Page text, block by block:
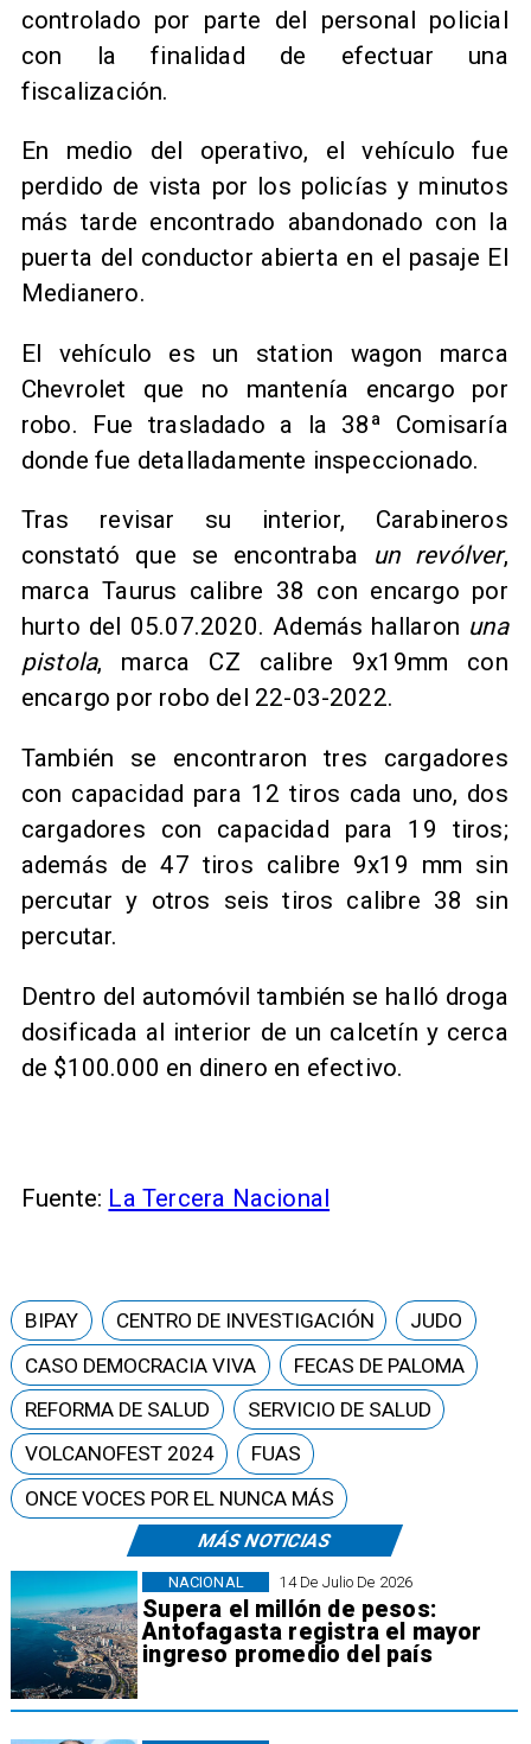
controlado por parte del personal policial
con la finalidad de efectuar una
fiscalización.
En medio del operativo, el vehículo fue
perdido de vista por los policías y minutos
más tarde encontrado abandonado con la
puerta del conductor abierta en el pasaje El
Medianero.
El vehículo es un station wagon marca
Chevrolet que no mantenía encargo por
robo. Fue trasladado a la 38ª Comisaría
donde fue detalladamente inspeccionado.
Tras revisar su interior, Carabineros
constató que se encontraba un revólver,
marca Taurus calibre 38 con encargo por
hurto del 05.07.2020. Además hallaron una
pistola, marca CZ calibre 9x19mm con
encargo por robo del 22-03-2022.
También se encontraron tres cargadores
con capacidad para 12 tiros cada uno, dos
cargadores con capacidad para 19 tiros;
además de 47 tiros calibre 9x19 mm sin
percutar y otros seis tiros calibre 38 sin
percutar.
Dentro del automóvil también se halló droga
dosificada al interior de un calcetín y cerca
de $100.000 en dinero en efectivo.
Fuente: La Tercera Nacional
MÁS NOTICIAS
14 De Julio De 2026
Supera el millón de pesos:
Antofagasta registra el mayor
ingreso promedio del país
NACIONAL
BIPAY CENTRO DE INVESTIGACIÓN
JUDO
CASO DEMOCRACIA VIVA
FECAS DE PALOMA
REFORMA DE SALUD
SERVICIO DE SALUD
VOLCANOFEST 2024
FUAS
ONCE VOCES POR EL NUNCA MÁS